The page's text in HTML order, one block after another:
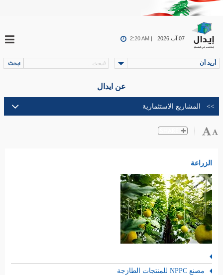
07.آب.2026 2:20 AM |
أريد أن
عن ايدال
الزراعة
مصنع NPPC للمنتجات الطازجة